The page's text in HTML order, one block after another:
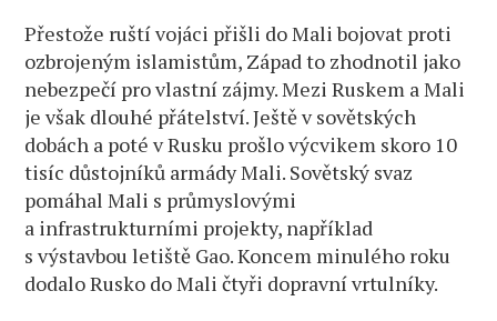
Přestože ruští vojáci přišli do Mali bojovat proti
ozbrojeným islamistům, Západ to zhodnotil jako
nebezpečí pro vlastní zájmy. Mezi Ruskem a Mali
je však dlouhé přátelství. Ještě v sovětských
dobách a poté v Rusku prošlo výcvikem skoro 10
tisíc důstojníků armády Mali. Sovětský svaz
pomáhal Mali s průmyslovými
a infrastrukturními projekty, například
s výstavbou letiště Gao. Koncem minulého roku
dodalo Rusko do Mali čtyři dopravní vrtulníky.